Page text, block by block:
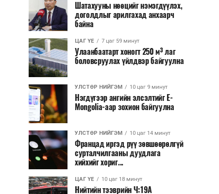
Шатахууны нөөцийг нэмэгдүүлэх,
доголдлыг арилгахад анхаарч
байна
ЦАГ ҮЕ 7 цаг 59 минут
Улаанбаатарт хоногт 250 м³ лаг
боловсруулах үйлдвэр байгуулна
УЛСТӨР НИЙГЭМ 10 цаг 9 минут
Нэгдүгээр ангийн элсэлтийг E-
Mongolia-аар зохион байгуулна
УЛСТӨР НИЙГЭМ 10 цаг 14 минут
Францад иргэд рүү зөвшөөрөлгүй
сурталчилгааны дуудлага
хийхийг хориг...
ЦАГ ҮЕ 10 цаг 18 минут
Нийтийн тээврийн Ч:19А